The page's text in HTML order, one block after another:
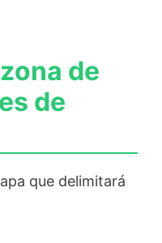
de
de
que delimitará